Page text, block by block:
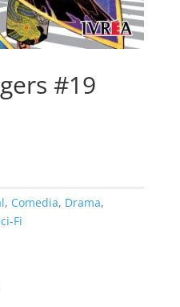
#19
, Comedia, Drama,
Fi